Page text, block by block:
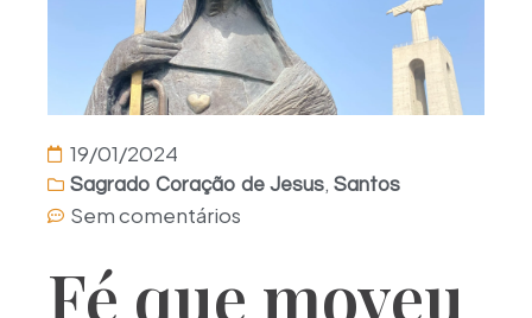
19/01/2024
Sagrado Coração de Jesus, Santos
Sem comentários
Fé que moveu